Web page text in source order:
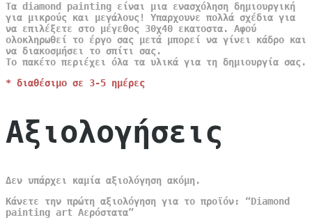
Τα diamond painting είναι μια ενασχόληση δημιουργική
για μικρούς και μεγάλους! Υπαρχουνε πολλά σχέδια για
να επιλέξετε στο μέγεθος 30χ40 εκατοστα. Αφού
ολοκληρωθεί το έργο σας μετά μπορεί να γίνει κάδρο και
να διακοσμήσει το σπίτι σας.
Το πακέτο περιέχει όλα τα υλικά για τη δημιουργία σας.
* διαθέσιμο σε 3-5 ημέρες
Αξιολογήσεις
Δεν υπάρχει καμία αξιολόγηση ακόμη.
Κάνετε την πρώτη αξιολόγηση για το προϊόν: “Diamond
painting art Αερόστατα”